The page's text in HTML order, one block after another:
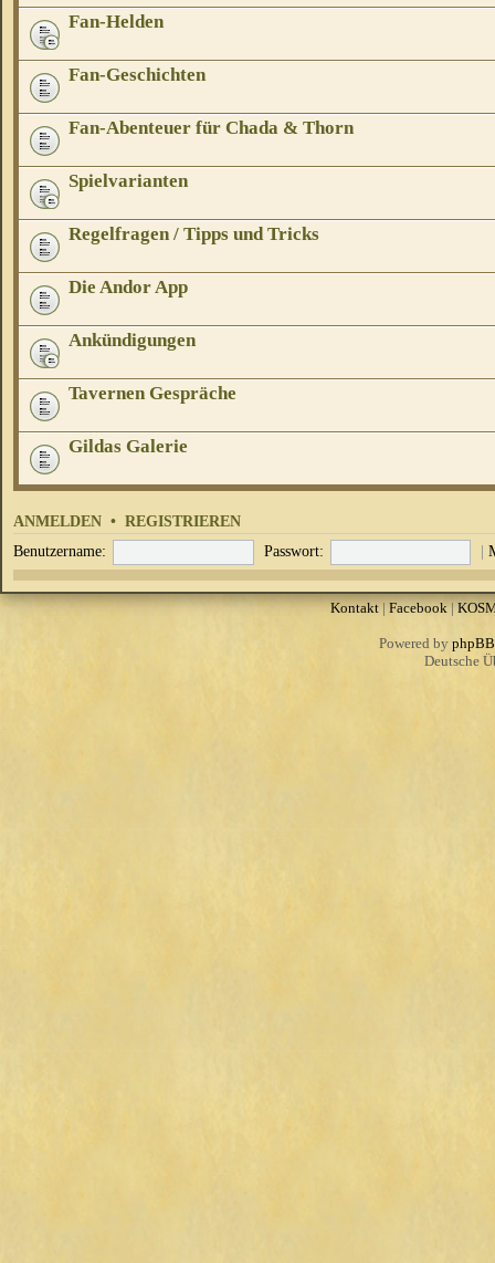
Fan-Helden
Fan-Geschichten
Fan-Abenteuer für Chada & Thorn
Spielvarianten
Regelfragen / Tipps und Tricks
Die Andor App
Ankündigungen
Tavernen Gespräche
Gildas Galerie
ANMELDEN • REGISTRIEREN
Benutzername: Passwort: |
Kontakt| Facebook|
Powered by phpBB
Deutsche